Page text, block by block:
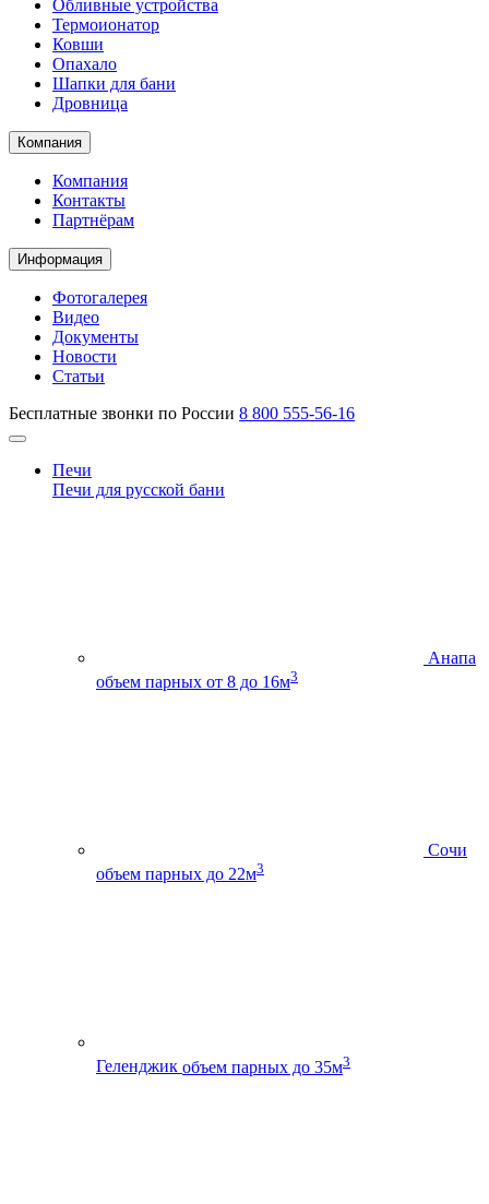
Обливные устройства
Термоионатор
Ковши
Опахало
Шапки для бани
Дровница
Компания
Компания
Контакты
Партнёрам
Информация
Фотогалерея
Видео
Документы
Новости
Статьи
Бесплатные звонки по России 8 800 555-56-16
Печи
Печи для русской бани
Анапа
объем парных от 8 до 16м3
Сочи
объем парных до 22м3
Геленджик объем парных до 35м3